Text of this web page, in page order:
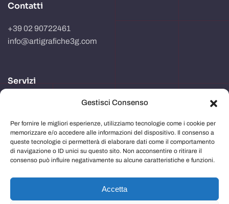
Gestisci Consenso
Per fornire le migliori esperienze, utilizziamo tecnologie come i cookie per
memorizzare e/o accedere alle informazioni del dispositivo. Il consenso a
queste tecnologie ci permetterà di elaborare dati come il comportamento
di navigazione o ID unici su questo sito. Non acconsentire o ritirare il
consenso può influire negativamente su alcune caratteristiche e funzioni.
Accetta
Contatti
+39 02 90722461
info@artigrafiche3g.com
Servizi
Realizzazione packaging
Progettazione e studio grafico
Comunicazione in store
Imballaggi